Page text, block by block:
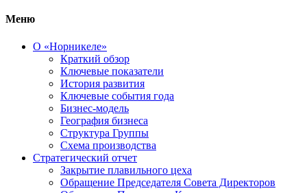
Меню
О «Норникеле»
Краткий обзор
Ключевые показатели
История развития
Ключевые события года
Бизнес-модель
География бизнеса
Структура Группы
Схема производства
Стратегический отчет
Закрытие плавильного цеха
Обращение Председателя Совета Директоров